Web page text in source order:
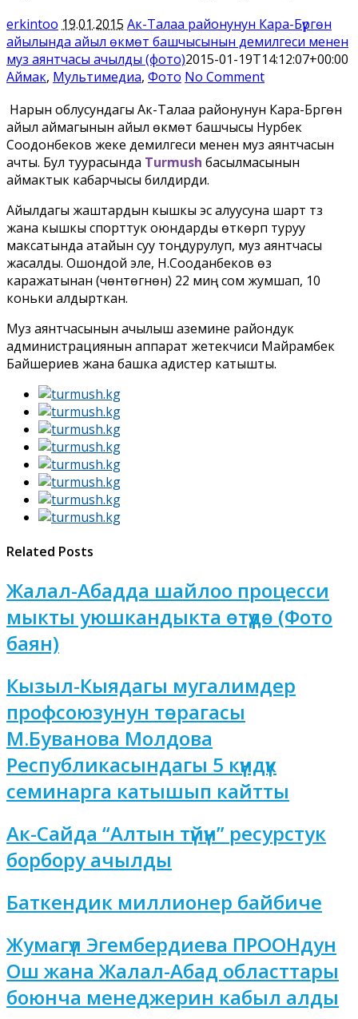
erkintoo 19.01.2015 Ак-Талаа районунун Кара-Бүргөн
айылында айыл өкмөт башчысынын демилгеси менен
муз аянтчасы ачылды (фото)2015-01-19T14:12:07+00:00
Аймак, Мультимедиа, Фото No Comment
Нарын облусундагы Ак-Талаа районунун Кара-Бүргөн
айыл аймагынын айыл өкмөт башчысы Нурбек
Соодонбеков жеке демилгеси менен муз аянтчасын
ачты. Бул туурасында Turmush басылмасынын
аймактык кабарчысы билдирди.
Айылдагы жаштардын кышкы эс алуусуна шарт түзүү
жана кышкы спорттук оюндарды өткөрүп туруу
максатында атайын суу тоңдурулуп, муз аянтчасы
жасалды. Ошондой эле, Н.Сооданбеков өз
каражатынан (чөнтөгүнөн) 22 миң сом жумшап, 10
коньки алдырткан.
Муз аянтчасынын ачылыш аземине райондук
администрациянын аппарат жетекчиси Майрамбек
Байшериев жана башка адистер катышты.
Related Posts
Жалал-Абадда шайлоо процесси
мыкты уюшкандыкта өтүүдө (Фото
баян)
Кызыл-Кыядагы мугалимдер
профсоюзунун төрагасы
М.Буванова Молдова
Республикасындагы 5 күндүк
семинарга катышып кайтты
Ак-Сайда “Алтын түйүн” ресурстук
борбору ачылды
Баткендик миллионер байбиче
Жумагүл Эгембердиева ПРООНдун
Ош жана Жалал-Абад областтары
боюнча менеджерин кабыл алды